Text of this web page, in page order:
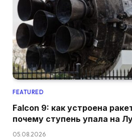
FEATURED
Falcon 9: как устроена
почему ступень упала на
05.08.2026